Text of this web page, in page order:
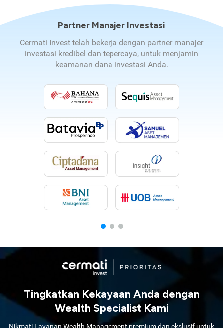
Partner Manajer Investasi
Cermati Invest telah bekerja dengan partner manajer
investasi kredibel dan tepercaya, untuk menjamin
keamanan dana investasi Anda.
Tingkatkan Kekayaan Anda dengan
Wealth Specialist Kami
Nikmati Layanan Wealth Management premium dan ekslusif untuk